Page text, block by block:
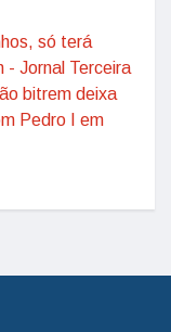
só terá
- Jornal Terceira
bitrem deixa
Pedro I em